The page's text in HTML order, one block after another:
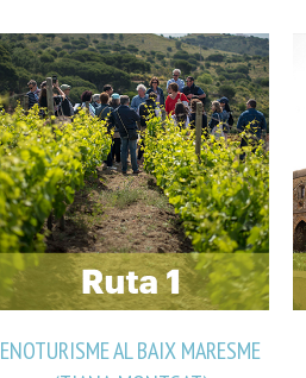
ENOTURISME AL BAIX MARESME